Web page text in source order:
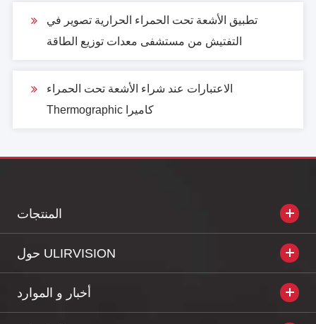
تطبيق الأشعة تحت الحمراء الحرارية تصوير في
التفتيش من مستشفى معدات توزيع الطاقة
الاعتبارات عند شراء الأشعة تحت الحمراء
Thermographic كاميرا
المنتجات
حول ULIRVISION
أخبار و الموارد